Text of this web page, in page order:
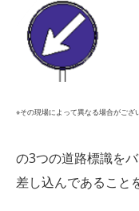
※その現場によって異なる場合がござ
の3つの道路標識を
差し込んであること